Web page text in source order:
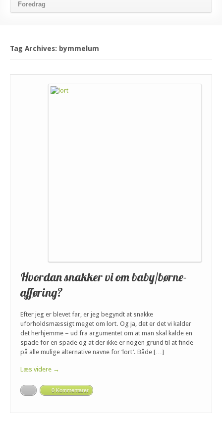
Foredrag
Tag Archives: bymmelum
Hvordan snakker vi om baby/børne-
afføring?
Efter jeg er blevet far, er jeg begyndt at snakke
uforholdsmæssigt meget om lort. Og ja, det er det vi kalder
det herhjemme – ud fra argumentet om at man skal kalde en
spade for en spade og at der ikke er nogen grund til at finde
på alle mulige alternative navne for ‘lort’. Både […]
Læs videre →
0 Kommentarer